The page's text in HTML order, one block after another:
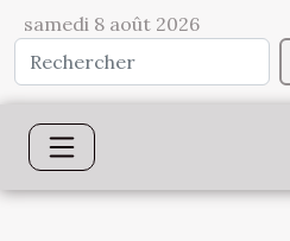
samedi 8 août 2026